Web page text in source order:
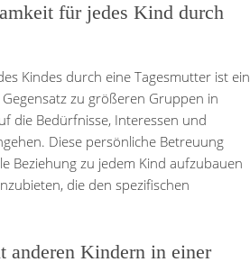
für jedes Kind durch
Kindes durch eine Tagesmutter ist ein
zu größeren Gruppen in
die Bedürfnisse, Interessen und
Diese persönliche Betreuung
Beziehung zu jedem Kind aufzubauen
die den spezifischen
Kindern in einer